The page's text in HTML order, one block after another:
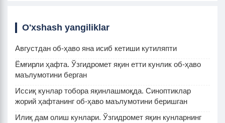
O'xshash yangiliklar
Августдан об-ҳаво яна исиб кетиши кутиляпти
Ёмғирли ҳафта. Ўзгидромет яқин етти кунлик об-ҳаво
маълумотини берган
Иссиқ кунлар тобора яқинлашмоқда. Синоптиклар
жорий ҳафтанинг об-ҳаво маълумотини беришган
Илиқ дам олиш кунлари. Ўзгидромет яқин кунларнинг